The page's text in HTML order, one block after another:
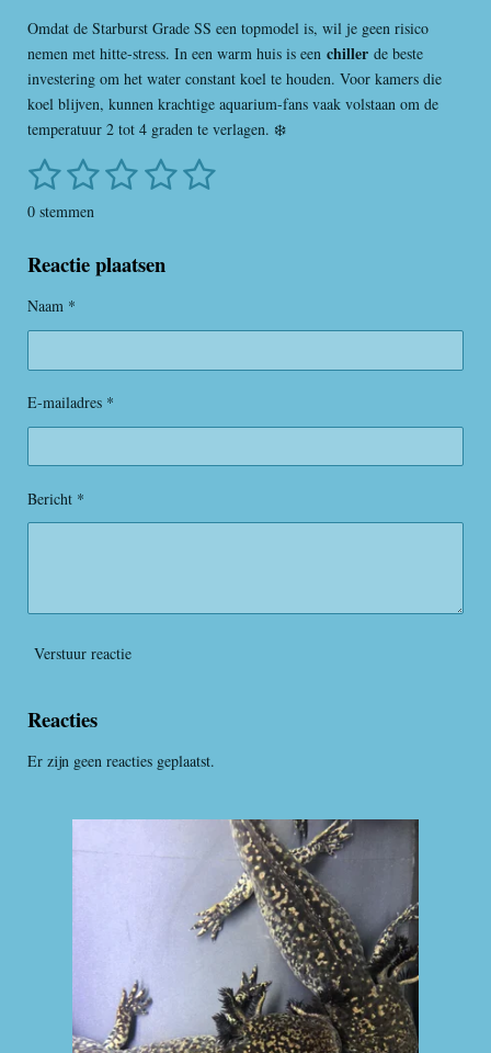
Omdat de Starburst Grade SS een topmodel is, wil je geen risico
nemen met hitte-stress. In een warm huis is een chiller de beste
investering om het water constant koel te houden. Voor kamers die
koel blijven, kunnen krachtige aquarium-fans vaak volstaan om de
temperatuur 2 tot 4 graden te verlagen. ❄️
R
t
n
s
t
r
e
n
1
s
e
r
2
s
e
r
e
n
3
e
e
n
4
e
e
n
5
e
n
S
0 stemmen
Reactie plaatsen
Naam *
E-mailadres *
Bericht *
Verstuur reactie
Reacties
Er zijn geen reacties geplaatst.